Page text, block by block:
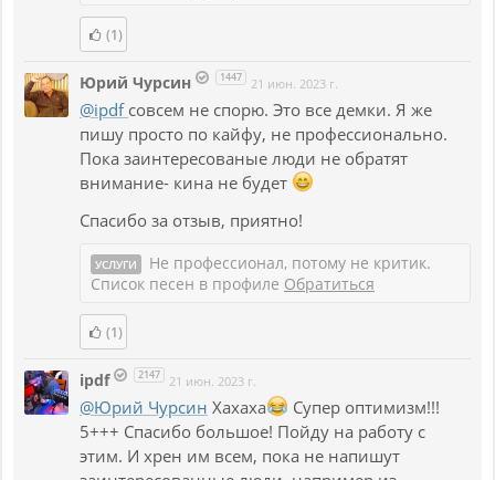
(1)
Юрий Чурсин 1447 21 июн. 2023 г.
@ipdf совсем не спорю. Это все демки. Я же
пишу просто по кайфу, не профессионально.
Пока заинтересованые люди не обратят
внимание- кина не будет
Спасибо за отзыв, приятно!
УСЛУГИ
Не профессионал, потому не критик.
Список песен в профиле Обратиться
(1)
ipdf 2147 21 июн. 2023 г.
@Юрий Чурсин Хахаха
Супер оптимизм!!!
5+++ Спасибо большое! Пойду на работу с
этим. И хрен им всем, пока не напишут